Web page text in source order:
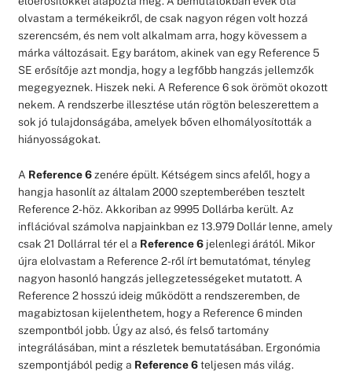
olvastam a termékeikről, de csak nagyon régen volt hozzá
szerencsém, és nem volt alkalmam arra, hogy kövessem a
márka változásait. Egy barátom, akinek van egy Reference 5
SE erősítője azt mondja, hogy a legfőbb hangzás jellemzők
megegyeznek. Hiszek neki. A Reference 6 sok örömöt okozott
nekem. A rendszerbe illesztése után rögtön beleszerettem a
sok jó tulajdonságába, amelyek bőven elhomályosították a
hiányosságokat.
A Reference 6zenére épült. Kétségem sincs afelől, hogy a
hangja hasonlít az általam 2000 szeptemberében tesztelt
Reference 2-höz. Akkoriban az 9995 Dollárba került. Az
inflációval számolva napjainkban ez 13.979 Dollár lenne, amely
csak 21 Dollárral tér el a Reference 6jelenlegi árától. Mikor
újra elolvastam a Reference 2-ről írt bemutatómat, tényleg
nagyon hasonló hangzás jellegzetességeket mutatott. A
Reference 2 hosszú ideig működött a rendszeremben, de
magabiztosan kijelenthetem, hogy a Reference 6 minden
szempontból jobb. Úgy az alsó, és felső tartomány
integrálásában, mint a részletek bemutatásában. Ergonómia
szempontjából pedig a Reference 6teljesen más világ.